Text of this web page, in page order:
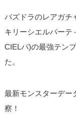
パズドラのレアガチ
キリーシエルパーテ
CIELパ)の最強テン
た。
最新モンスターデー
察！